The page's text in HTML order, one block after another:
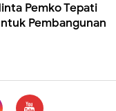
Pemko Tepati
Pembangunan